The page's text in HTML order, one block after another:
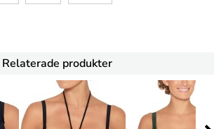
Relaterade produkter